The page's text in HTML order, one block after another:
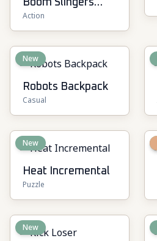
Boom Slingers
ReBoom
Action
New
Robots Backpack
Casual
New
Heat Incremental
Puzzle
New